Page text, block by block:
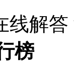
线解答
榜